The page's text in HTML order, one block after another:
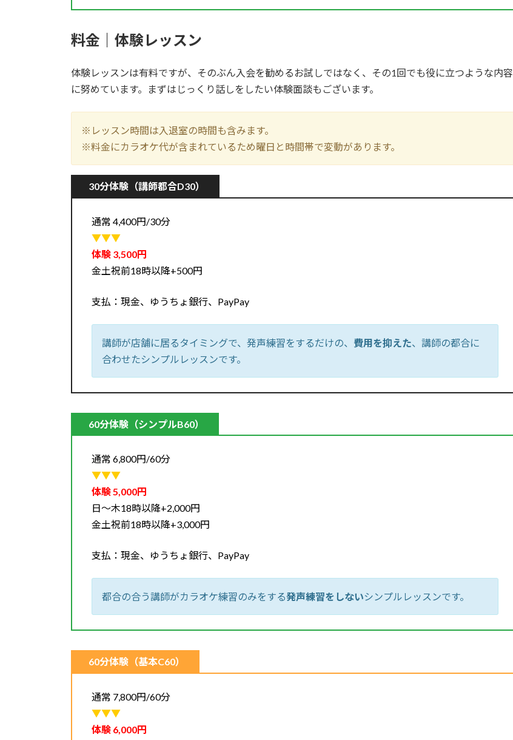
料金｜体験レッスン
体験レッスンは有料ですが、そのぶん入会を勧めるお試しではなく、その1回でも役に立つような内容
に努めています。まずはじっくり話しをしたい体験面談もございます。
※レッスン時間は入退室の時間も含みます。
※料金にカラオケ代が含まれているため曜日と時間帯で変動があります。
30分体験（講師都合D30）
通常 4,400円/30分
▼▼▼
体験 3,500円
金土祝前18時以降+500円
支払：現金、ゆうちょ銀行、PayPay
講師が店舗に居るタイミングで、発声練習をするだけの、 費用を抑えた、講師の都合に
合わせたシンプルレッスンです。
60分体験（シンプルB60）
通常 6,800円/60分
▼▼▼
体験 5,000円
日～木18時以降+2,000円
金土祝前18時以降+3,000円
支払：現金、ゆうちょ銀行、PayPay
都合の合う講師がカラオケ練習のみをする発声練習をしないシンプルレッスンです。
60分体験（基本C60）
通常 7,800円/60分
▼▼▼
体験 6,000円